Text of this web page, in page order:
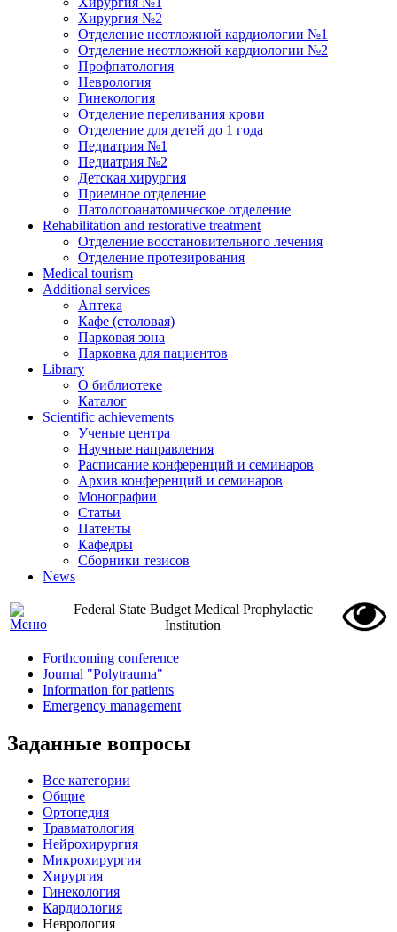
Хирургия №2
Отделение неотложной кардиологии №1
Отделение неотложной кардиологии №2
Профпатология
Неврология
Гинекология
Отделение переливания крови
Отделение для детей до 1 года
Педиатрия №1
Педиатрия №2
Детская хирургия
Приемное отделение
Патологоанатомическое отделение
Rehabilitation and restorative treatment
Отделение восстановительного лечения
Отделение протезирования
Medical tourism
Additional services
Аптека
Кафе (столовая)
Парковая зона
Парковка для пациентов
Library
О библиотеке
Каталог
Scientific achievements
Ученые центра
Научные направления
Расписание конференций и семинаров
Архив конференций и семинаров
Монографии
Статьи
Патенты
Кафедры
Сборники тезисов
News
Federal State Budget Medical Prophylactic
Institution
Forthcoming conference
Journal "Polytrauma"
Information for patients
Emergency management
Заданные вопросы
Все категории
Общие
Ортопедия
Травматология
Нейрохирургия
Микрохирургия
Хирургия
Гинекология
Кардиология
Неврология